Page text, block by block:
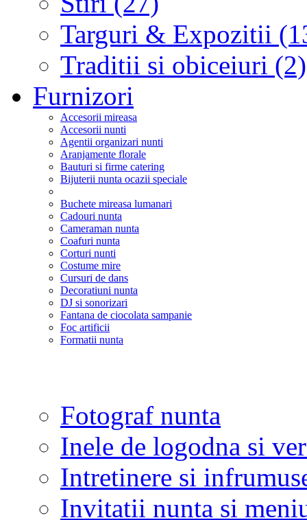
Targuri & Expozitii
Traditii si obiceiuri (2)
Furnizori
Accesorii mireasa
Accesorii nunti
Agentii organizari nunti
Aranjamente florale
Bauturi si firme catering
Bijuterii nunta ocazii speciale
Buchete mireasa lumanari
Cadouri nunta
Cameraman nunta
Coafuri nunta
Corturi nunti
Costume mire
Cursuri de dans
Decoratiuni nunta
DJ si sonorizari
Fantana de ciocolata sampanie
Foc artificii
Formatii nunta
Fotograf nunta
Inele de logodna si
Intretinere si
Invitatii nunta si